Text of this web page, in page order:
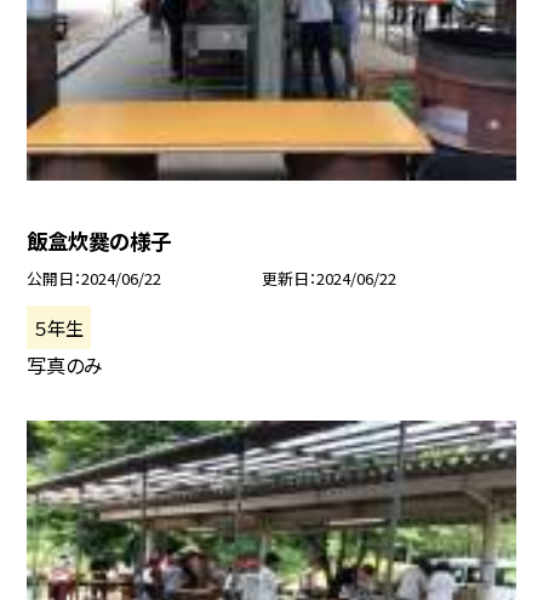
飯盒炊爨の様子
公開日 2024/06/22 更新日 2024/06/22
５年生
写真のみ